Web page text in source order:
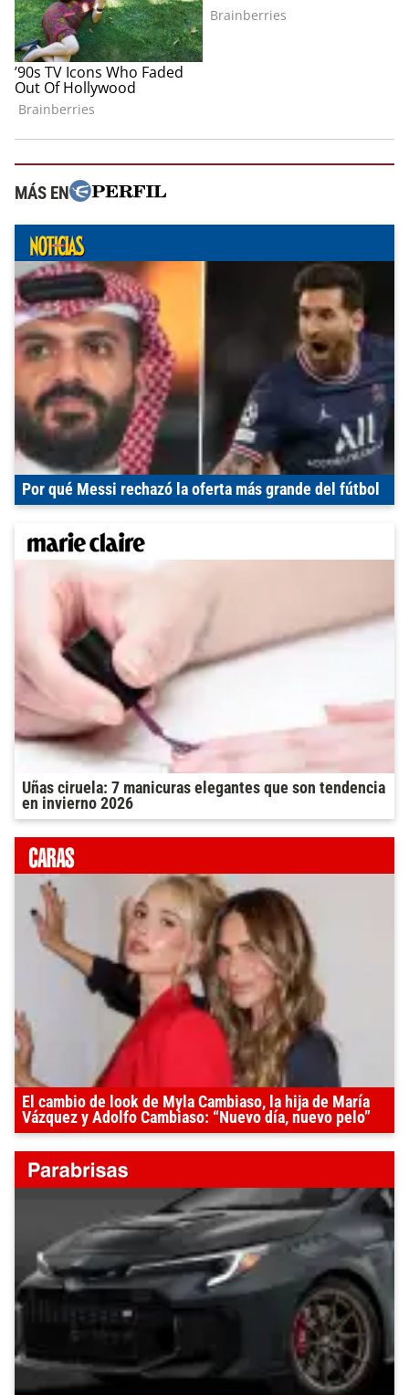
MÁS EN
Por qué Messi rechazó la oferta más grande del fútbol
Uñas ciruela: 7 manicuras elegantes que son tendencia
en invierno 2026
El cambio de look de Myla Cambiaso, la hija de María
Vázquez y Adolfo Cambiaso: “Nuevo día, nuevo pelo”